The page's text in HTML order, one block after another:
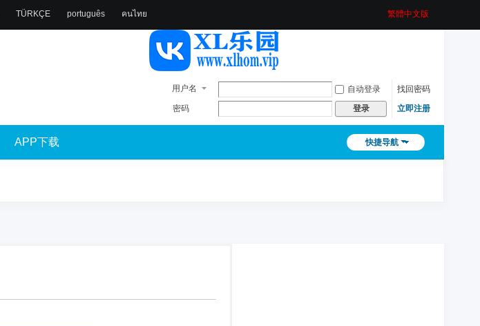
TÜRKÇE português คนไทย 繁體中文版
用户名 自动登录
找回密码
密码
登录 立即注册
快捷导航
APP下载